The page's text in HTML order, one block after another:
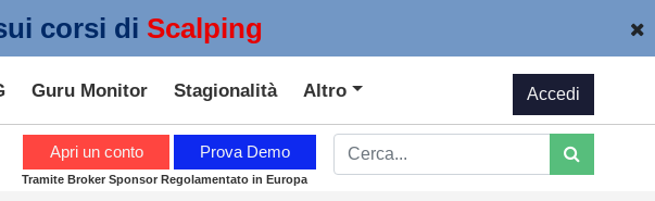
corsi di Scalping
Guru Monitor Stagionalità Altro Accedi
Apri un conto Prova Demo
Tramite Broker Sponsor Regolamentato in Europa